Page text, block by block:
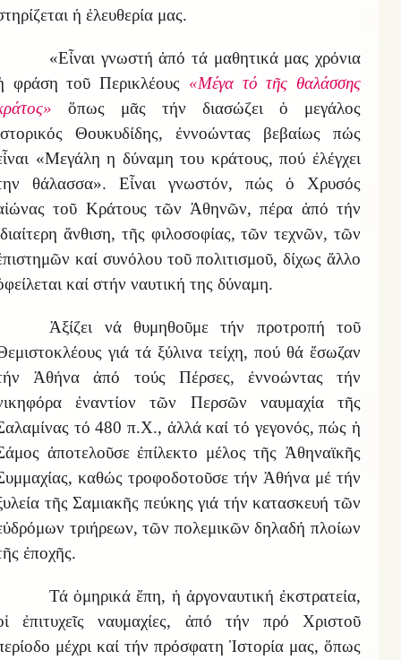
ἡ ἐλευθερία μας.
«Εἶναι γνωστή ἀπό τά μαθητικά μας χρόνια
φράση τοῦ Περικλέους «Μέγα τό τῆς θαλάσσης
ὅπως μᾶς τήν διασώζει ὁ μεγάλος
Θουκυδίδης, ἐννοώντας βεβαίως πώς
«Μεγάλη η δύναμη του κράτους, πού ἐλέγχει
θάλασσα». Εἶναι γνωστόν, πώς ὁ Χρυσός
τοῦ Κράτους τῶν Ἀθηνῶν, πέρα ἀπό τήν
ἄνθιση, τῆς φιλοσοφίας, τῶν τεχνῶν, τῶν
καί συνόλου τοῦ πολιτισμοῦ, δίχως ἄλλο
καί στήν ναυτική της δύναμη.
Ἀξίζει νά θυμηθοῦμε τήν προτροπή τοῦ
γιά τά ξύλινα τείχη, πού θά ἔσωζαν
Ἀθήνα ἀπό τούς Πέρσες, ἐννοώντας τήν
ἐναντίον τῶν Περσῶν ναυμαχία τῆς
τό 480 π.Χ., ἀλλά καί τό γεγονός, πώς ἡ
ἀποτελοῦσε ἐπίλεκτο μέλος τῆς Ἀθηναϊκῆς
καθώς τροφοδοτοῦσε τήν Ἀθήνα μέ τήν
τῆς Σαμιακῆς πεύκης γιά τήν κατασκευή τῶν
τριήρεων, τῶν πολεμικῶν δηλαδή πλοίων
ἐποχῆς.
Τά ὁμηρικά ἔπη, ἡ ἀργοναυτική ἐκστρατεία,
ἐπιτυχεῖς ναυμαχίες, ἀπό τήν πρό Χριστοῦ
μέχρι καί τήν πρόσφατη Ἱστορία μας, ὅπως